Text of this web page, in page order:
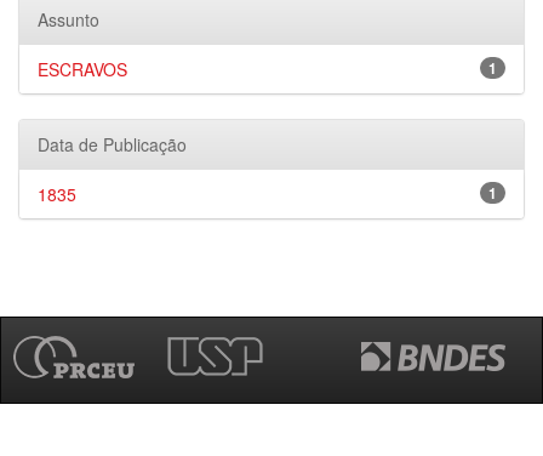
Assunto
1
ESCRAVOS
Data de Publicação
1
1835